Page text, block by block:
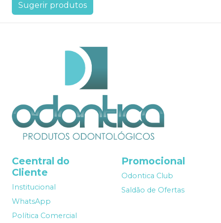
Sugerir produtos
Ceentral do
Cliente
Institucional
WhatsApp
Política Comercial
Promocional
Odontica Club
Saldão de Ofertas